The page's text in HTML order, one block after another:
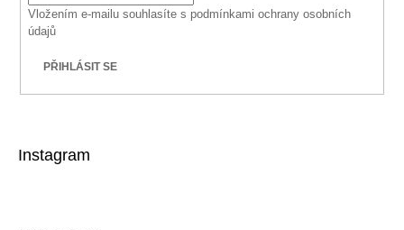
Vložením e-mailu souhlasíte s podmínkami ochrany osobních
údajů
PŘIHLÁSIT SE
Instagram